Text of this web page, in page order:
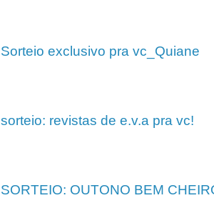
Sorteio exclusivo pra vc_Quiane
sorteio: revistas de e.v.a pra vc!
SORTEIO: OUTONO BEM